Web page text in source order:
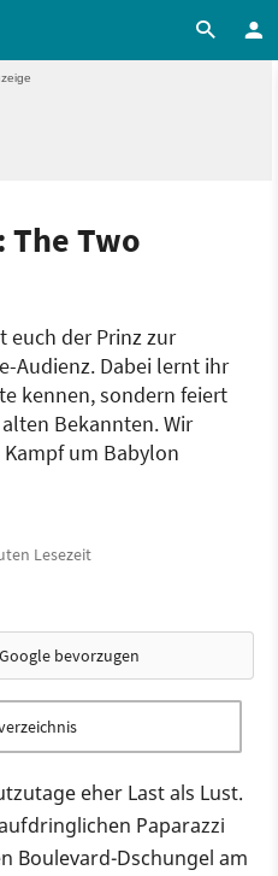
The Two
euch der Prinz zur
Audienz. Dabei lernt ihr
kennen, sondern feiert
Bekannten. Wir
um Babylon
Lesezeit
bevorzugen
eher Last als Lust.
Paparazzi
Boulevard-Dschungel am